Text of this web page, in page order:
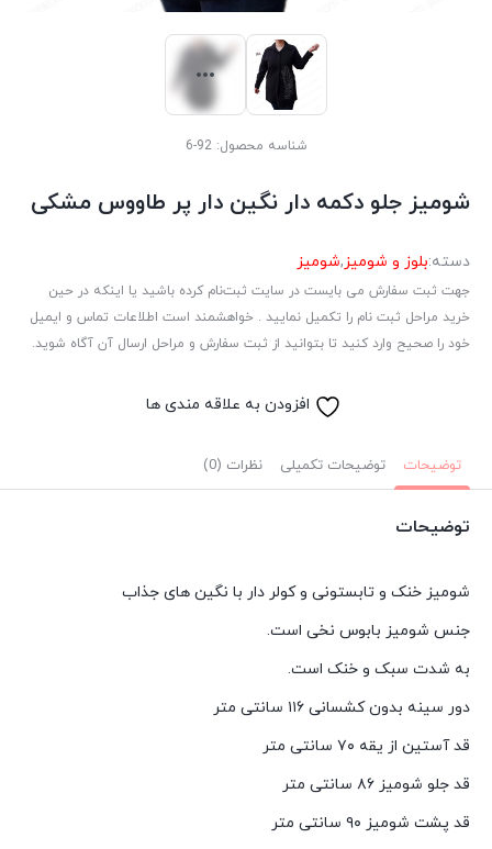
شناسه محصول:92-6
شومیز جلو دکمه دار نگین دار پر طاووس مشکی
دسته:بلوز و شومیز ,شومیز
جهت ثبت سفارش می بایست در سایت ثبت‌نام کرده باشید یا اینکه در حین
خرید مراحل ثبت نام را تکمیل نمایید . خواهشمند است اطلاعات تماس و ایمیل
خود را صحیح وارد کنید تا بتوانید از ثبت سفارش و مراحل ارسال آن آگاه شوید.
افزودن به علاقه مندی ها
توضیحات توضیحات تکمیلی نظرات (0)
توضیحات
شومیز خنک و تابستونی و کولر دار با نگین های جذاب
جنس شومیز بابوس نخی است.
به شدت سبک و خنک است.
دور سینه بدون کشسانی ۱۱۶ سانتی متر
قد آستین از یقه ۷۰ سانتی متر
قد جلو شومیز ۸۶ سانتی متر
قد پشت شومیز ۹۰ سانتی متر